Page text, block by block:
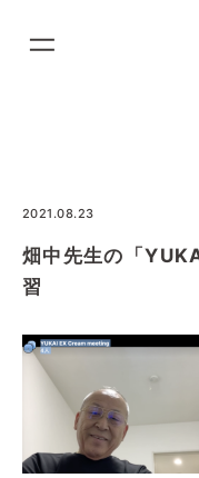
2021.08.23
畑中先生の「
習